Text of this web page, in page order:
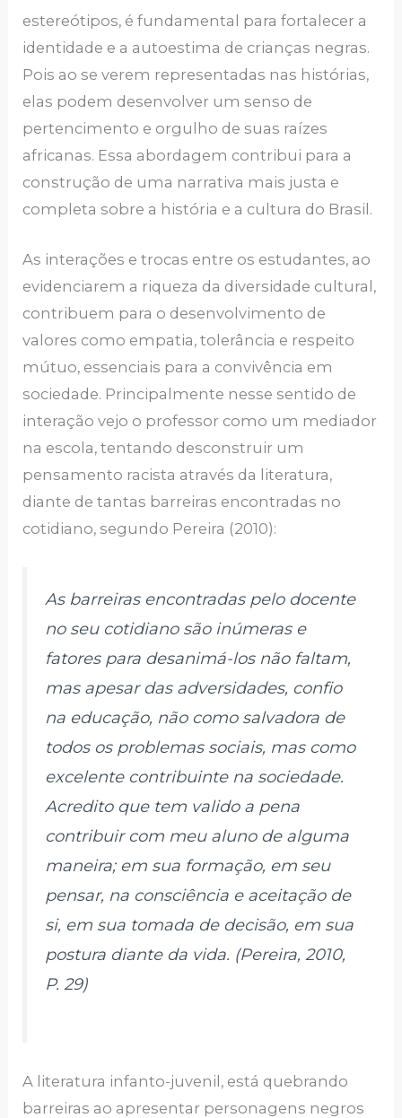
estereótipos, é fundamental para fortalecer a
identidade e a autoestima de crianças negras.
Pois ao se verem representadas nas histórias,
elas podem desenvolver um senso de
pertencimento e orgulho de suas raízes
africanas. Essa abordagem contribui para a
construção de uma narrativa mais justa e
completa sobre a história e a cultura do Brasil.
As interações e trocas entre os estudantes, ao
evidenciarem a riqueza da diversidade cultural,
contribuem para o desenvolvimento de
valores como empatia, tolerância e respeito
mútuo, essenciais para a convivência em
sociedade. Principalmente nesse sentido de
interação vejo o professor como um mediador
na escola, tentando desconstruir um
pensamento racista através da literatura,
diante de tantas barreiras encontradas no
cotidiano, segundo Pereira (2010):
As barreiras encontradas pelo docente
no seu cotidiano são inúmeras e
fatores para desanimá-los não faltam,
mas apesar das adversidades, confio
na educação, não como salvadora de
todos os problemas sociais, mas como
excelente contribuinte na sociedade.
Acredito que tem valido a pena
contribuir com meu aluno de alguma
maneira; em sua formação, em seu
pensar, na consciência e aceitação de
si, em sua tomada de decisão, em sua
postura diante da vida. (Pereira, 2010,
P. 29)
A literatura infanto-juvenil, está quebrando
barreiras ao apresentar personagens negros